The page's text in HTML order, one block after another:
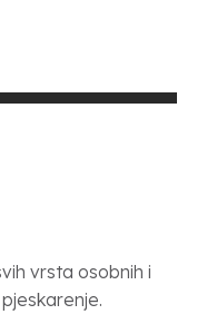
vrsta osobnih i